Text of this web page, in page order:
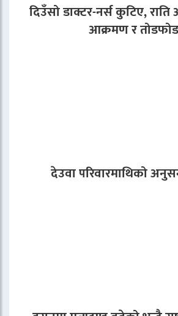
दिउँसो डाक्टर-नर्स कुटिए,
आक्रमण र
देउवा परिवारमाथिको